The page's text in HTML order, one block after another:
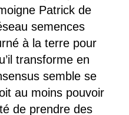
Patrick de
semences
à la terre pour
transforme en
semble se
au moins pouvoir
de prendre des